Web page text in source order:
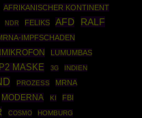
AFRIKANISCHER KONTINENT
NDR FELIKS AFD
RALF
IMPFSCHADEN
LUMUMBAS
MASKE 3G INDIEN
PROZESS
MRNA
MODERNA KI FBI
COSMO HOMBURG